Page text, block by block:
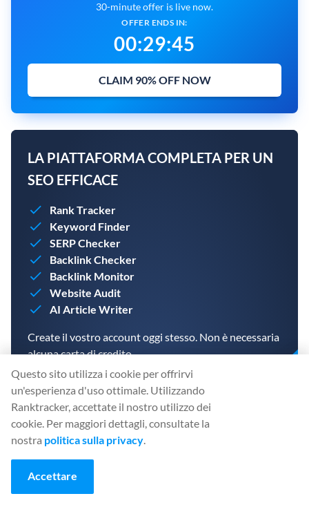
30-minute offer is live now.
OFFER ENDS IN:
00:29:44
CLAIM 90% OFF NOW
LA PIATTAFORMA COMPLETA PER UN
SEO EFFICACE
Rank Tracker
Keyword Finder
SERP Checker
Backlink Checker
Backlink Monitor
Website Audit
AI Article Writer
Create il vostro account oggi stesso. Non è necessaria
alcuna carta di credito.
CREARE UN ACCOUNT GRATUITO
Questo sito utilizza i cookie per offrirvi
un'esperienza d'uso ottimale. Utilizzando
Ranktracker, accettate il nostro utilizzo dei
cookie. Per maggiori dettagli, consultate la
nostra politica sulla privacy.
Accettare